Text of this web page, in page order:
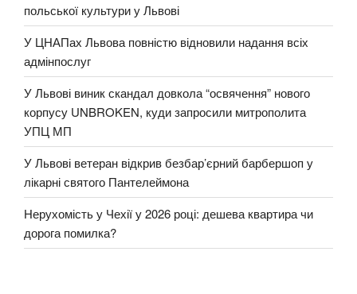
польської культури у Львові
У ЦНАПах Львова повністю відновили надання всіх
адмінпослуг
У Львові виник скандал довкола “освячення” нового
корпусу UNBROKEN, куди запросили митрополита
УПЦ МП
У Львові ветеран відкрив безбар’єрний барбершоп у
лікарні святого Пантелеймона
Нерухомість у Чехії у 2026 році: дешева квартира чи
дорога помилка?